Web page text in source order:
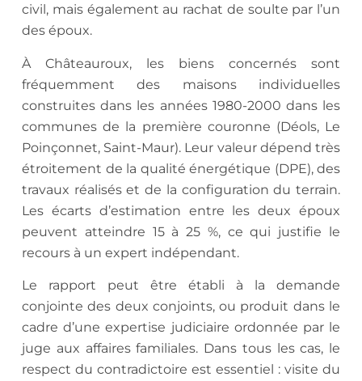
civil, mais également au rachat de soulte par l’un
des époux.
À Châteauroux, les biens concernés sont
fréquemment des maisons individuelles
construites dans les années 1980-2000 dans les
communes de la première couronne (Déols, Le
Poinçonnet, Saint-Maur). Leur valeur dépend très
étroitement de la qualité énergétique (DPE), des
travaux réalisés et de la configuration du terrain.
Les écarts d’estimation entre les deux époux
peuvent atteindre 15 à 25 %, ce qui justifie le
recours à un expert indépendant.
Le rapport peut être établi à la demande
conjointe des deux conjoints, ou produit dans le
cadre d’une expertise judiciaire ordonnée par le
juge aux affaires familiales. Dans tous les cas, le
respect du contradictoire est essentiel : visite du